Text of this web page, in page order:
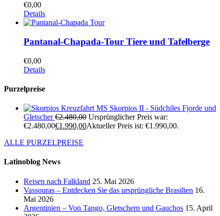
€0,00
Details
Pantanal-Chapada-Tour Tiere und Tafelberge
€0,00
Details
Purzelpreise
Kreuzfahrt MS Skorpios II - Südchiles Fjorde und
Gletscher €2.480,00 Ursprünglicher Preis war:
€2.480,00€1.990,00Aktueller Preis ist: €1.990,00.
ALLE PURZELPREISE
Latinoblog News
Reisen nach Falkland 25. Mai 2026
Vassouras – Entdecken Sie das ursprüngliche Brasilien 16.
Mai 2026
Argentinien – Von Tango, Gletschern und Gauchos 15. April